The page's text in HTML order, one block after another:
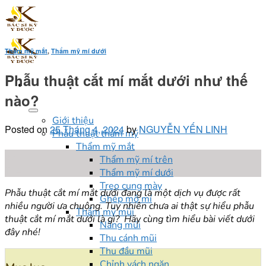
Skip
to
content
Giới thiệu
Phẫu thuật thẩm mỹ
Thẩm mỹ mắt
Thẩm mỹ mí trên
Thẩm mỹ mí dưới
Treo cung mày
Ghép mô mí
Thẩm mỹ mũi
Nâng mũi
Thu cánh mũi
Thu đầu mũi
Thẩm mỹ mắt, Thẩm mỹ mí dưới
Phẫu thuật cắt mí mắt dưới như thế
nào?
Posted on 25 Tháng 4, 2024byNGUYỄN YẾN LINH
Phẫu thuật cắt mí mắt dưới đang là một dịch vụ được rất
nhiều người ưa chuộng. Tuy nhiên chưa ai thật sự hiểu phẫu
thuật cắt mí mắt dưới là gì? Hãy cùng tìm hiểu bài viết dưới
đây nhé!